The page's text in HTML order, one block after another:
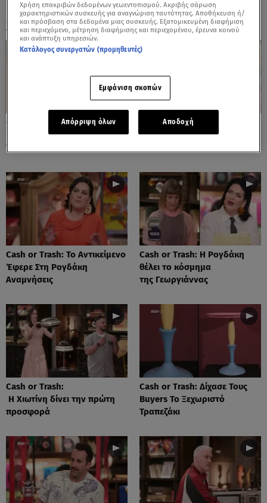
ΟΛΑ ΤΑ ΒΙΝΤΕΟ
Cash or Trash: Η Μάρω
Κοντού Δημοπράτησε Πίνακά
Της!
Cash or Trash: Το Αντικείμενο
Που Ενθουσίασε Τη Χιωτίνη
Cash or Trash: Το Αντικείμενο
Έφερε Στη Ρογδάκη
Αναμνήσεις
Cash or Trash: Η Ρογδάκη
θέλει το κόσμημα
της Γεωργιάννας
Cash or Trash:
Η Χιωτίνη δίνει την πρώτη
προσφορά
Cash or Trash: Δίχασε Τους
Buyers Το Ξεχωριστό
Τραπεζάκι
Χρήση επακριβών δεδομένων γεωεντοπισμού. Ακριβής σάρωση
χαρακτηριστικών συσκευής για αναγνώριση ταυτότητας. Αποθήκευση ή/
και πρόσβαση στα δεδομένα μιας συσκευής. Εξατομικευμένη διαφήμιση
και περιεχόμενο, μέτρηση διαφήμισης και περιεχομένου, έρευνα κοινού
και ανάπτυξη υπηρεσιών.
Κατάλογος συνεργατών (προμηθευτές)
Εμφάνιση σκοπών
Απόρριψη όλων Αποδοχή